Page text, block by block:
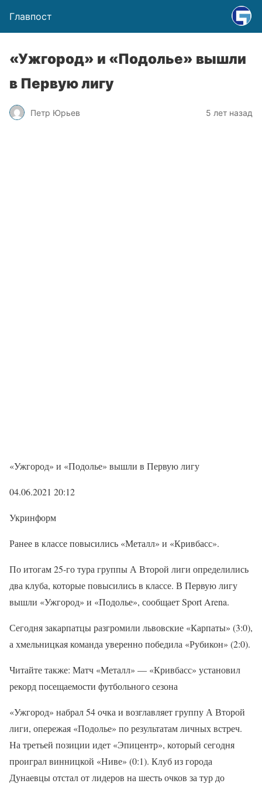
Главпост
«Ужгород» и «Подолье» вышли
в Первую лигу
Петр Юрьев 5 лет назад
«Ужгород» и «Подолье» вышли в Первую лигу
04.06.2021 20:12
Укринформ
Ранее в классе повысились «Металл» и «Кривбасс».
По итогам 25-го тура группы А Второй лиги определились
два клуба, которые повысились в классе. В Первую лигу
вышли «Ужгород» и «Подолье», сообщает Sport Arena.
Сегодня закарпатцы разгромили львовские «Карпаты» (3:0),
а хмельницкая команда уверенно победила «Рубикон» (2:0).
Читайте также: Матч «Металл» — «Кривбасс» установил
рекорд посещаемости футбольного сезона
«Ужгород» набрал 54 очка и возглавляет группу А Второй
лиги, опережая «Подолье» по результатам личных встреч.
На третьей позиции идет «Эпицентр», который сегодня
проиграл винницкой «Ниве» (0:1). Клуб из города
Дунаевцы отстал от лидеров на шесть очков за тур до